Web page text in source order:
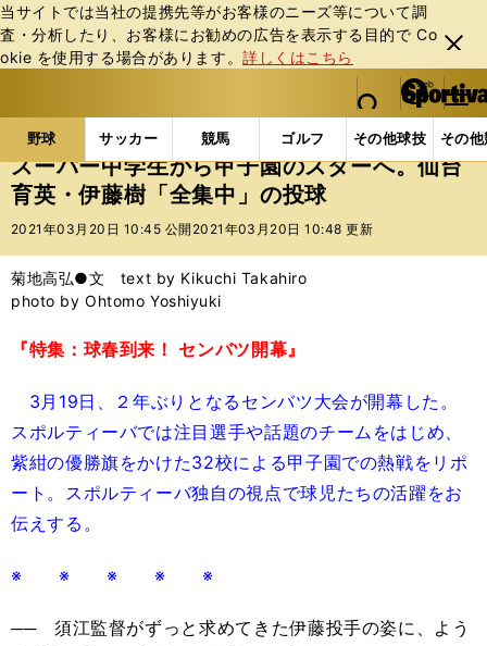
当サイトでは当社の提携先等がお客様のニーズ等について調
査・分析したり、お客様にお勧めの広告を表⽰する⽬的で Co
okie を使⽤する場合があります。詳しくはこちら
閉じ
る
web Sportiva (webスポルティーバ)
検索
マイペ
ー
ジ
メニュ
野球 サッカー 競馬 ゴルフ その他球技 その
b
ス
ポ
ル
バ
野球の記事一覧 高校野球他 スーパー中学生から甲
スーパー中学生から甲子園のスターへ。仙台
育英・伊藤樹「全集中」の投球
2021年03月20日 10:45 公開 2021年03月20日 10:48 更新
菊地高弘●文 text by Kikuchi Takahiro
photo by Ohtomo Yoshiyuki
『特集：球春到来！ センバツ開幕』
3月19日、２年ぶりとなるセンバツ大会が開幕した。
スポルティーバでは注目選手や話題のチームをはじめ、
紫紺の優勝旗をかけた32校による甲子園での熱戦をリポ
ート。スポルティーバ独自の視点で球児たちの活躍をお
伝えする。
※ ※ ※ ※ ※
── 須江監督がずっと求めてきた伊藤投手の姿に、よう